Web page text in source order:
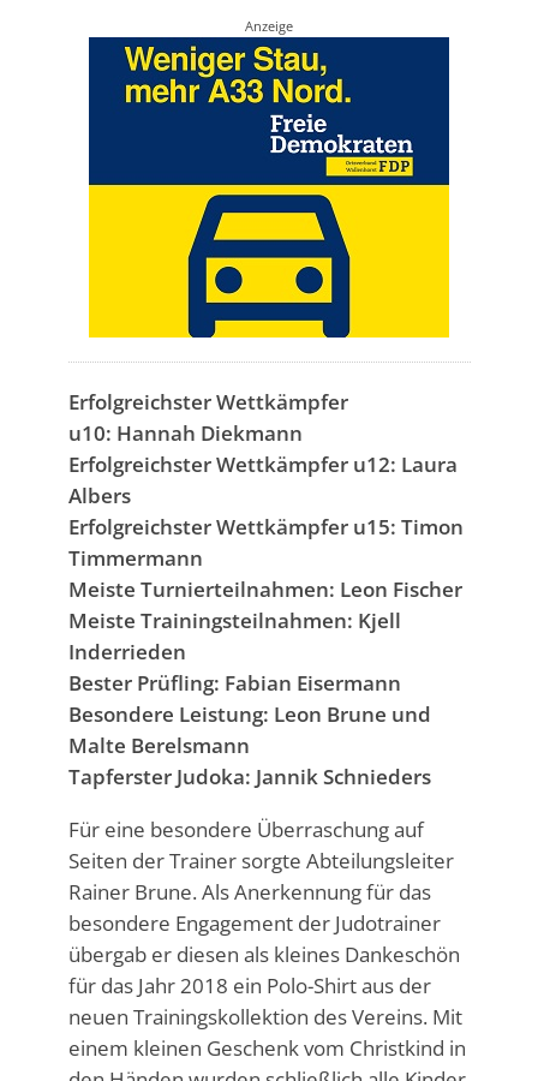
Anzeige
Erfolgreichster Wettkämpfer
u10: Hannah Diekmann
Erfolgreichster Wettkämpfer u12: Laura
Albers
Erfolgreichster Wettkämpfer u15: Timon
Timmermann
Meiste Turnierteilnahmen: Leon Fischer
Meiste Trainingsteilnahmen: Kjell
Inderrieden
Bester Prüfling: Fabian Eisermann
Besondere Leistung: Leon Brune und
Malte Berelsmann
Tapferster Judoka: Jannik Schnieders
Für eine besondere Überraschung auf
Seiten der Trainer sorgte Abteilungsleiter
Rainer Brune. Als Anerkennung für das
besondere Engagement der Judotrainer
übergab er diesen als kleines Dankeschön
für das Jahr 2018 ein Polo-Shirt aus der
neuen Trainingskollektion des Vereins. Mit
einem kleinen Geschenk vom Christkind in